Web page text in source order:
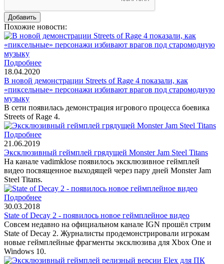
Похожие новости:
Подробнее
18.04.2020
В новой демонстрации Streets of Rage 4 показали, как
«пиксельные» персонажи избивают врагов под старомодную
музыку
В сети появилась демонстрация игрового процесса боевика
Streets of Rage 4.
Подробнее
21.06.2019
Эксклюзивный геймплей грядущей Monster Jam Steel Titans
На канале vadimklose появилось эксклюзивное геймплей
видео посвященное выходящей через пару дней Monster Jam
Steel Titans.
Подробнее
30.03.2018
State of Decay 2 - появилось новое геймплейное видео
Совсем недавно на официальном канале IGN прошёл стрим
State of Decay 2. Журналисты продемонстрировали игрокам
новые геймплейные фрагменты эксклюзива для Xbox One и
Windows 10.